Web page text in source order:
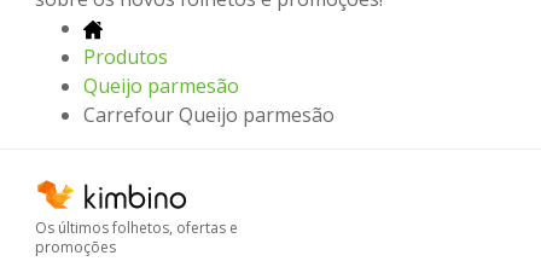
Produtos
Queijo parmesão
Carrefour Queijo parmesão
Os últimos folhetos, ofertas e
promoções